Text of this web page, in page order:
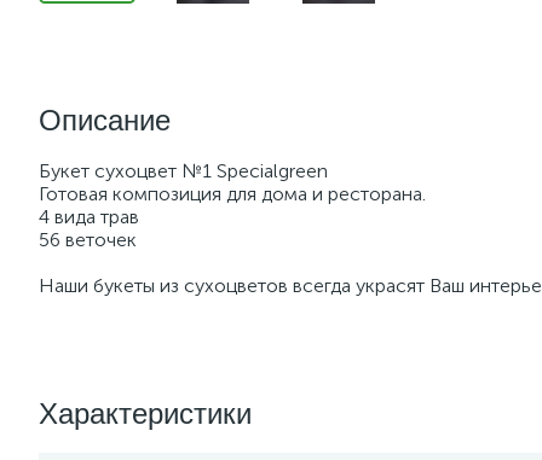
Описание
Букет сухоцвет №1 Specialgreen
Готовая композиция для дома и ресторана.
4 вида трав
56 веточек
Наши букеты из сухоцветов всегда украсят Ваш
Характеристики